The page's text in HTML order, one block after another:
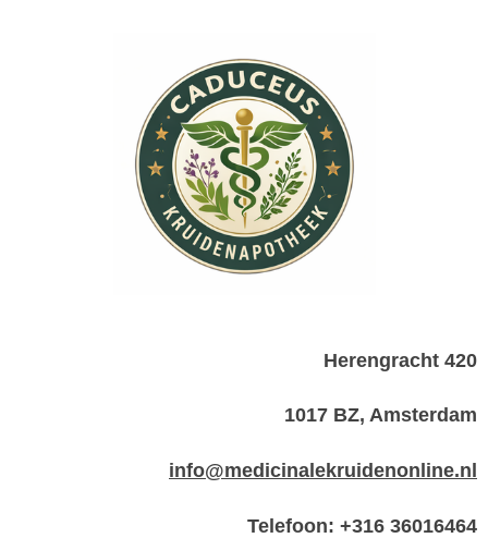
Herengracht 420
1017 BZ, Amsterdam
info@medicinalekruidenonline.nl
Telefoon: +316 36016464